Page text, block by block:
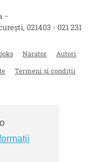
-
, 021403 - 021 231
Narator
Autori
Termeni și condiții